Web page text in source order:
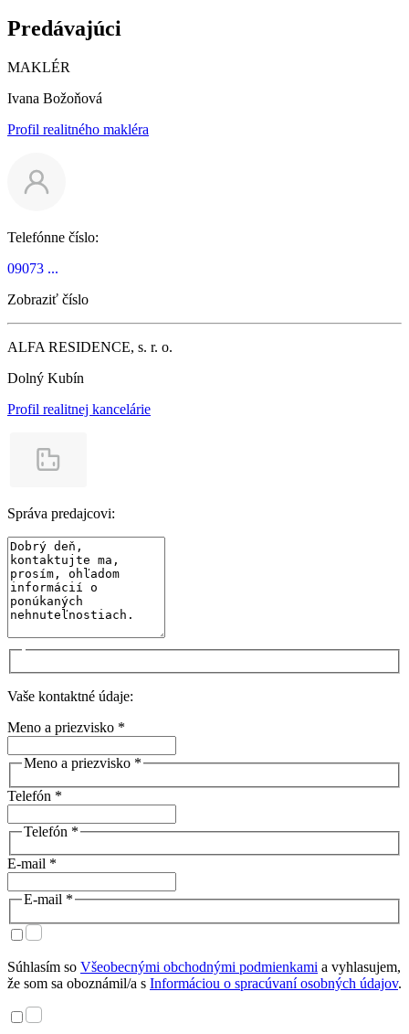
Predávajúci
MAKLÉR
Ivana Božoňová
Profil realitného makléra
Telefónne číslo:
09073 ...
Zobraziť číslo
ALFA RESIDENCE, s. r. o.
Dolný Kubín
Profil realitnej kancelárie
Správa predajcovi:
Vaše kontaktné údaje:
Meno a priezvisko *
Meno a priezvisko *
Telefón *
Telefón *
E-mail *
E-mail *
Súhlasím so Všeobecnými obchodnými podmienkami a vyhlasujem,
že som sa oboznámil/a s Informáciou o spracúvaní osobných údajov.